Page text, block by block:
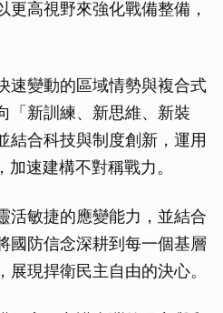
更高視野來強化戰備整備，
速變動的區域情勢與複合式
「新訓練、新思維、新裝
結合科技與制度創新，運用
速建構不對稱戰力。
活敏捷的應變能力，並結合
國防信念深耕到每一個基層
現捍衛民主自由的決心。